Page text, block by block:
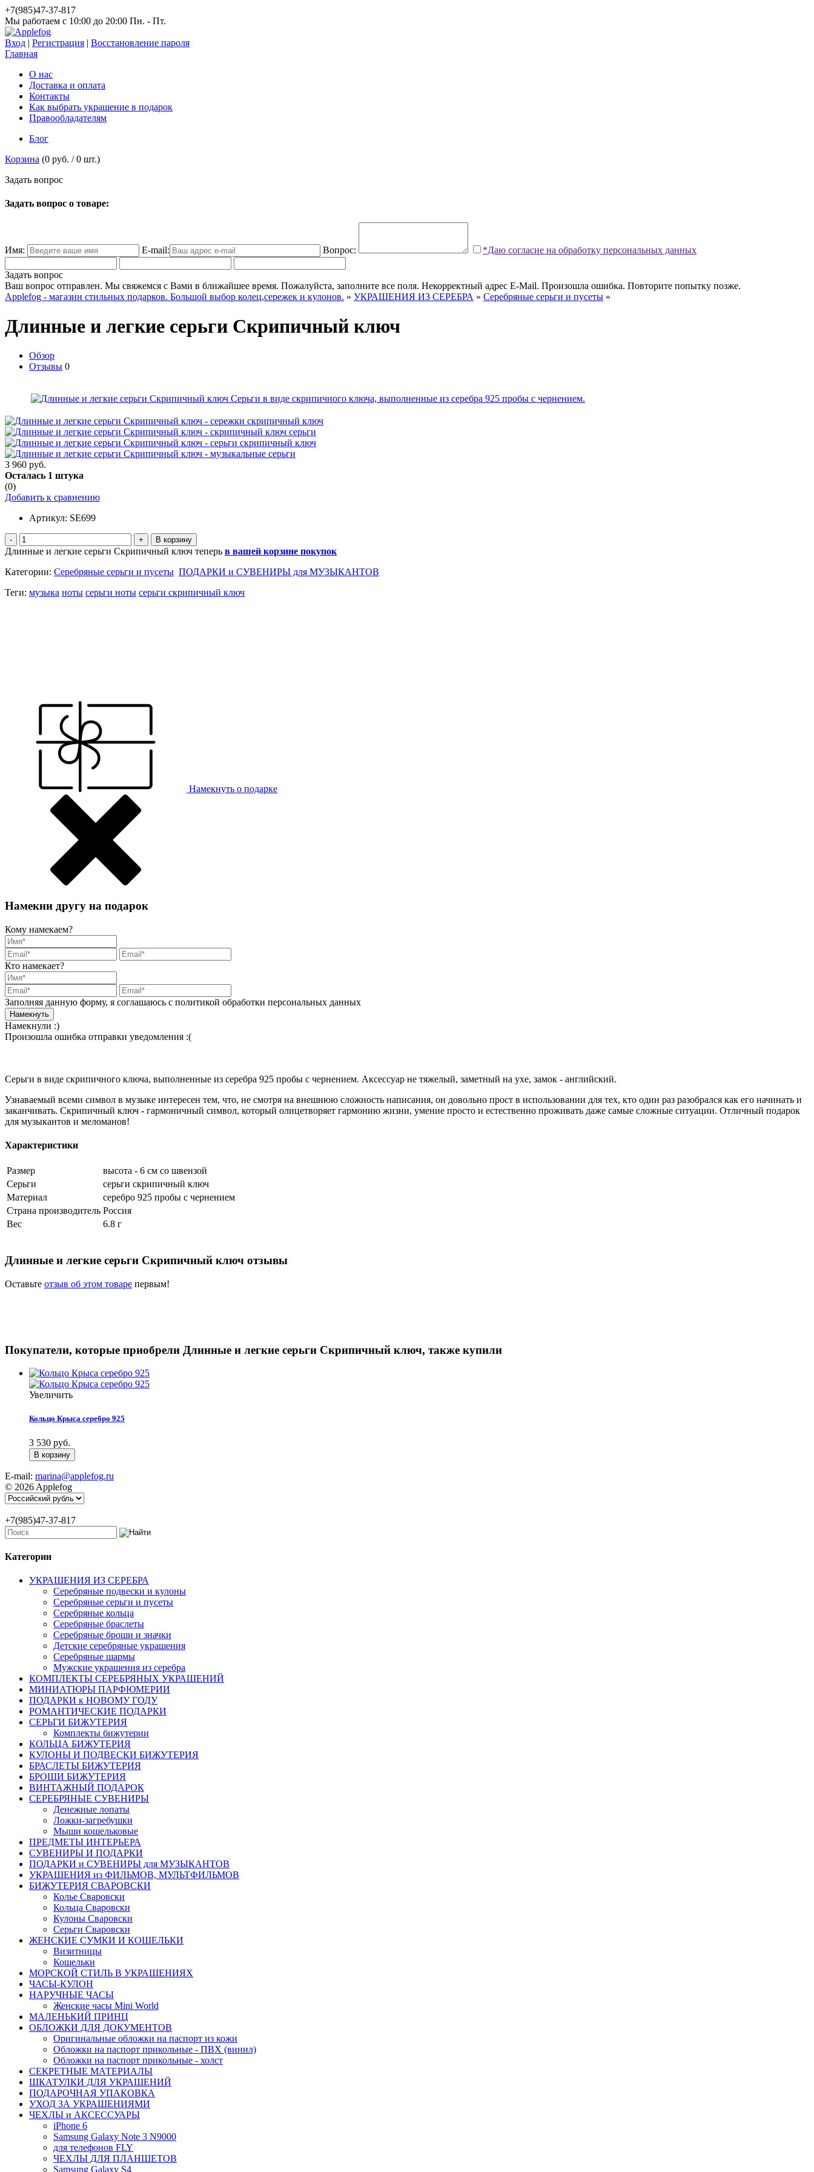
+7(985)47-37-817
Мы работаем c 10:00 до 20:00 Пн. - Пт.
Вход | Регистрация | Восстановление пароля
Главная
О нас
Доставка и оплата
Контакты
Как выбрать украшение в подарок
Правообладателям
Блог
Корзина (0 руб. /0 шт.)
Задать вопрос
Задать вопрос о товаре:
Имя: E-mail: Вопрос: *Даю согласие на обработку персональных данных
Задать вопрос
Ваш вопрос отправлен. Мы свяжемся с Вами в ближайшее время. Пожалуйста, заполните все поля. Некорректный адрес E-Mail. Произошла ошибка. Повторите попытку позже.
Applefog - магазин стильных подарков. Большой выбор колец,сережек и кулонов. » УКРАШЕНИЯ ИЗ СЕРЕБРА » Серебряные серьги и пусеты »
Длинные и легкие серьги Скрипичный ключ
Обзор
Отзывы 0
3 960 руб.
Осталась 1 штука
(0)
Добавить к сравнению
Артикул: SE699
- +
Длинные и легкие серьги Скрипичный ключ теперь в вашей корзине покупок
Категории: Серебряные серьги и пусеты ПОДАРКИ и СУВЕНИРЫ для МУЗЫКАНТОВ
Теги: музыка ноты серьги ноты серьги скрипичный ключ
Намекнуть о подарке
Намекни другу на подарок
Кому намекаем?
Кто намекает?
Заполняя данную форму, я соглашаюсь с политикой обработки персональных данных
Намекнули :)
Произошла ошибка отправки уведомления :(
Серьги в виде скрипичного ключа, выполненные из серебра 925 пробы с чернением. Аксессуар не тяжелый, заметный на ухе, замок - английский.
Узнаваемый всеми символ в музыке интересен тем, что, не смотря на внешнюю сложность написания, он довольно прост в использовании для тех, кто один раз разобрался как его начинать и
заканчивать. Скрипичный ключ - гармоничный символ, который олицетворяет гармонию жизни, умение просто и естественно проживать даже самые сложные ситуации. Отличный подарок
для музыкантов и меломанов!
Характеристики
Размер
высота - 6 см со швензой
Серьги
серьги скрипичный ключ
Материал
серебро 925 пробы c чернением
Страна производитель Россия
Вес
6.8 г
Длинные и легкие серьги Скрипичный ключ отзывы
Оставьте отзыв об этом товаре первым!
Покупатели, которые приобрели Длинные и легкие серьги Скрипичный ключ, также купили
Увеличить
Кольцо Крыса серебро 925
3 530 руб.
E-mail: marina@applefog.ru
© 2026 Applefog
+7(985)47-37-817
Категории
УКРАШЕНИЯ ИЗ СЕРЕБРА
Серебряные подвески и кулоны
Серебряные серьги и пусеты
Серебряные кольца
Серебряные браслеты
Серебряные броши и значки
Детские серебряные украшения
Серебряные шармы
Мужские украшения из серебра
КОМПЛЕКТЫ СЕРЕБРЯНЫХ УКРАШЕНИЙ
МИНИАТЮРЫ ПАРФЮМЕРИИ
ПОДАРКИ к НОВОМУ ГОДУ
РОМАНТИЧЕСКИЕ ПОДАРКИ
СЕРЬГИ БИЖУТЕРИЯ
Комплекты бижутерии
КОЛЬЦА БИЖУТЕРИЯ
КУЛОНЫ И ПОДВЕСКИ БИЖУТЕРИЯ
БРАСЛЕТЫ БИЖУТЕРИЯ
БРОШИ БИЖУТЕРИЯ
ВИНТАЖНЫЙ ПОДАРОК
СЕРЕБРЯНЫЕ СУВЕНИРЫ
Денежные лопаты
Ложки-загребушки
Мыши кошельковые
ПРЕДМЕТЫ ИНТЕРЬЕРА
СУВЕНИРЫ И ПОДАРКИ
ПОДАРКИ и СУВЕНИРЫ для МУЗЫКАНТОВ
УКРАШЕНИЯ из ФИЛЬМОВ, МУЛЬТФИЛЬМОВ
БИЖУТЕРИЯ СВАРОВСКИ
Колье Сваровски
Кольца Сваровски
Кулоны Сваровски
Серьги Сваровски
ЖЕНСКИЕ СУМКИ И КОШЕЛЬКИ
Визитницы
Кошельки
МОРСКОЙ СТИЛЬ В УКРАШЕНИЯХ
ЧАСЫ-КУЛОН
НАРУЧНЫЕ ЧАСЫ
Женские часы Mini World
МАЛЕНЬКИЙ ПРИНЦ
ОБЛОЖКИ ДЛЯ ДОКУМЕНТОВ
Оригинальные обложки на паспорт из кожи
Обложки на паспорт прикольные - ПВХ (винил)
Обложки на паспорт прикольные - холст
СЕКРЕТНЫЕ МАТЕРИАЛЫ
ШКАТУЛКИ ДЛЯ УКРАШЕНИЙ
ПОДАРОЧНАЯ УПАКОВКА
УХОД ЗА УКРАШЕНИЯМИ
ЧEХЛЫ и АКСЕССУАРЫ
iPhone 6
Samsung Galaxy Note 3 N9000
для телефонов FLY
ЧЕХЛЫ ДЛЯ ПЛАНШЕТОВ
Samsung Galaxy S4